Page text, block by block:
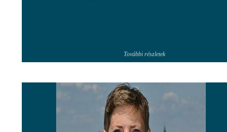
További részletek